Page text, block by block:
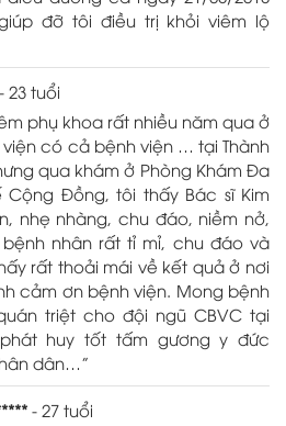
đỡ tôi điều trị khỏi viêm lộ
- 23 tuổi
phụ khoa rất nhiều năm qua ở
có cả bệnh viện … tại Thành
qua khám ở Phòng Khám Đa
Cộng Đồng, tôi thấy Bác sĩ Kim
nhẹ nhàng, chu đáo, niềm nở,
nhân rất tỉ mỉ, chu đáo và
rất thoải mái về kết quả ở nơi
cảm ơn bệnh viện. Mong bệnh
triệt cho đội ngũ CBVC tại
phát huy tốt tấm gương y đức
dân…”
- 27 tuổi